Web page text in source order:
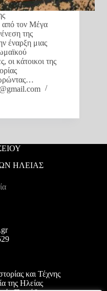
από τον Μέγα
της
έναρξη μιας
οι κάτοικοι της
ΗΛΕΙΑΣ
και Τέχνης
της Ηλείας